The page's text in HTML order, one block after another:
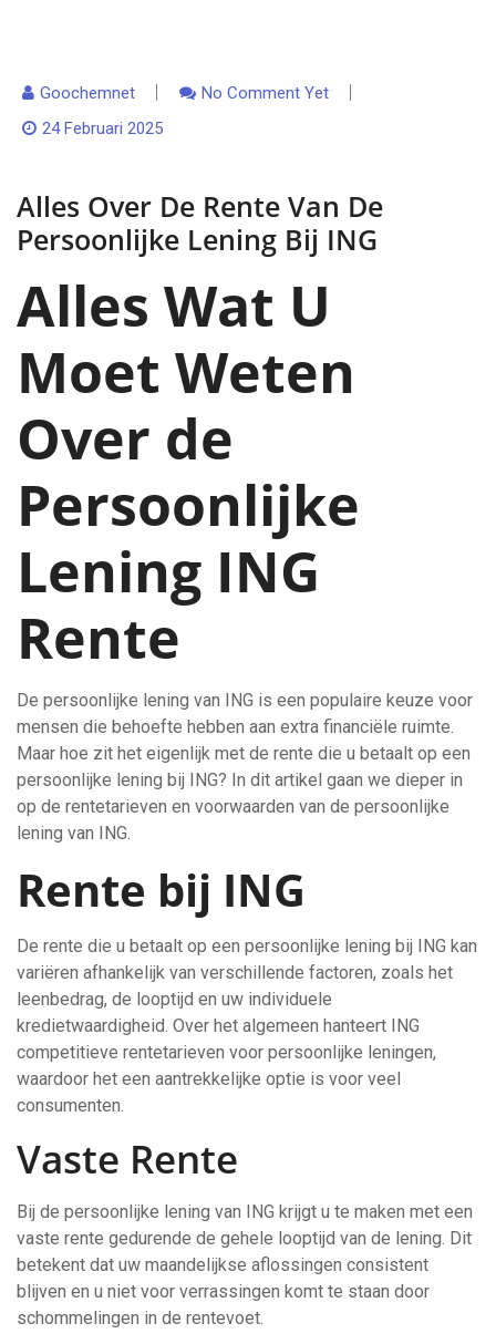
Goochemnet
No Comment Yet
24 Februari 2025
Alles Over De Rente Van De
Persoonlijke Lening Bij ING
Alles Wat U
Moet Weten
Over de
Persoonlijke
Lening ING
Rente
De persoonlijke lening van ING is een populaire keuze voor
mensen die behoefte hebben aan extra financiële ruimte.
Maar hoe zit het eigenlijk met de rente die u betaalt op een
persoonlijke lening bij ING? In dit artikel gaan we dieper in
op de rentetarieven en voorwaarden van de persoonlijke
lening van ING.
Rente bij ING
De rente die u betaalt op een persoonlijke lening bij ING kan
variëren afhankelijk van verschillende factoren, zoals het
leenbedrag, de looptijd en uw individuele
kredietwaardigheid. Over het algemeen hanteert ING
competitieve rentetarieven voor persoonlijke leningen,
waardoor het een aantrekkelijke optie is voor veel
consumenten.
Vaste Rente
Bij de persoonlijke lening van ING krijgt u te maken met een
vaste rente gedurende de gehele looptijd van de lening. Dit
betekent dat uw maandelijkse aflossingen consistent
blijven en u niet voor verrassingen komt te staan door
schommelingen in de rentevoet.